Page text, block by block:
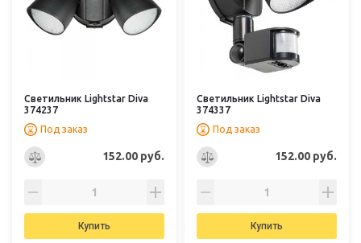
Светильник Lightstar Diva
374237
Под заказ
152.00 руб.
Купить
Светильник Lightstar Diva
374337
Под заказ
152.00 руб.
Купить